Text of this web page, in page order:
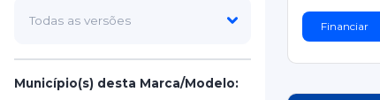
Município(s) desta Marca/Modelo:
Financiar